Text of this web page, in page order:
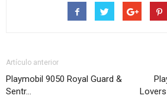
Artículo anterior
Playmobil 9050 Royal Guard &
Sentr…